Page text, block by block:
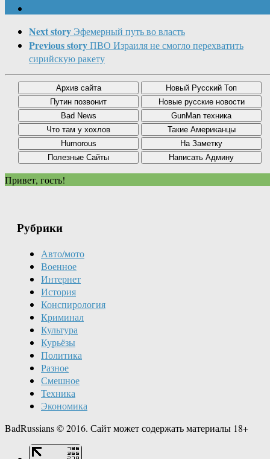
Next story Эфемерный путь во власть
Previous storyПВО Израиля не смогло перехватить
сирийскую ракету
Привет, гость!
Рубрики
Авто/мото
Военное
Интернет
История
Конспирология
Криминал
Культура
Курьёзы
Политика
Разное
Смешное
Техника
Экономика
BadRussians © 2016. Сайт может содержать материалы 18+